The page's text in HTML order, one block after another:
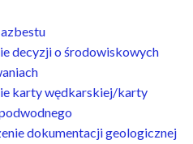
decyzji o środowiskowych
karty wędkarskiej/karty
dokumentacji geologicznej